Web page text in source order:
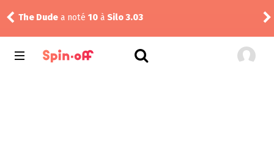
The Dude a noté 10 à Silo 3.03